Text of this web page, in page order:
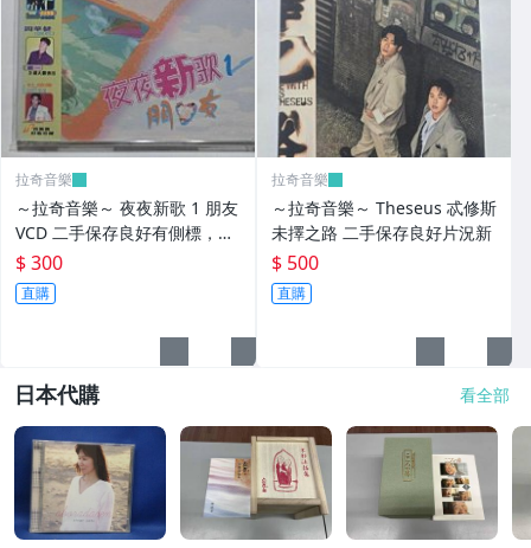
拉奇音樂
～拉奇音樂～ 夜夜新歌 1 朋友
VCD 二手保存良好有側標，BE
YOND ，周華健，杜德偉
$ 300
直購
拉奇音樂
～拉奇音樂～ Theseus 忒修斯
未擇之路 二手保存良好片況新
$ 500
直購
日本代購 看全部